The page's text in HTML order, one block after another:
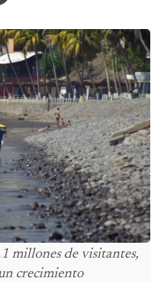
millones de visitantes,
crecimiento